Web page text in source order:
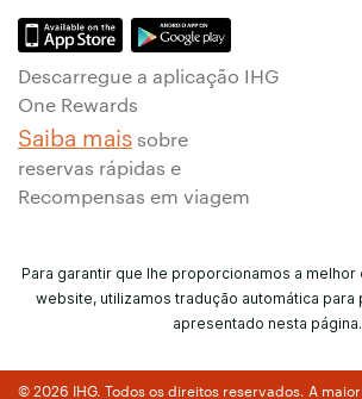
Descarregue a aplicação IHG
One Rewards
Saiba mais sobre
reservas rápidas e
Recompensas em viagem
Para garantir que lhe proporcionamos a
website, utilizamos tradução automática
apresentado nesta página.
© 2026 IHG. Todos os direitos reservados. A